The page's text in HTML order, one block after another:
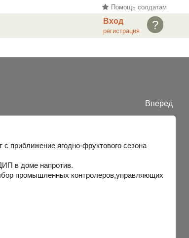
Помощь солдатам
?
Вход
регистрация
Вперед
приближение ягодно-фруктового сезона
в доме напротив.
промышленных контролеров,управляющих